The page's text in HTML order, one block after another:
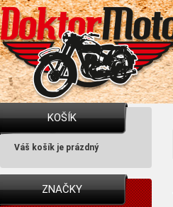
KOŠÍK
Váš košík je prázdný
ZNAČKY